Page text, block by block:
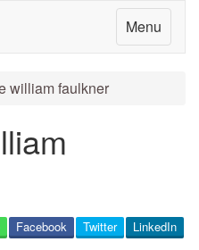
Menu
william faulkner
LinkedIn
Twitter
Facebook